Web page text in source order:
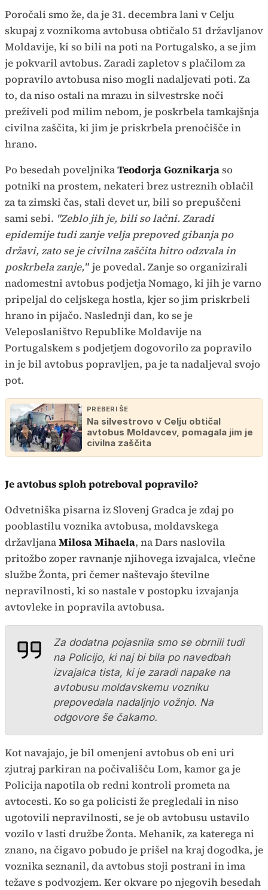
Poročali smo že, da je 31. decembra lani v Celju
skupaj z voznikoma avtobusa obtičalo 51 državljanov
Moldavije, ki so bili na poti na Portugalsko, a se jim
je pokvaril avtobus. Zaradi zapletov s plačilom za
popravilo avtobusa niso mogli nadaljevati poti. Za
to, da niso ostali na mrazu in silvestrske noči
preživeli pod milim nebom, je poskrbela tamkajšnja
civilna zaščita, ki jim je priskrbela prenočišče in
hrano.
Po besedah poveljnikaTeodorja Goznikarjaso
potniki na prostem, nekateri brez ustreznih oblačil
za ta zimski čas, stali devet ur, bili so prepuščeni
sami sebi. "Zeblo jih je, bili so lačni. Zaradi
epidemije tudi zanje velja prepoved gibanja po
državi, zato se je civilna zaščita hitro odzvala in
poskrbela zanje," je povedal. Zanje so organizirali
nadomestni avtobus podjetja Nomago, ki jih je varno
pripeljal do celjskega hostla, kjer so jim priskrbeli
hrano in pijačo. Naslednji dan, ko se je
Veleposlaništvo Republike Moldavije na
Portugalskem s podjetjem dogovorilo za popravilo
in je bil avtobus popravljen, pa je ta nadaljeval svojo
pot.
PREBERI ŠE
Na silvestrovo v Celju obtičal
avtobus Moldavcev, pomagala jim je
civilna zaščita
Je avtobus sploh potreboval popravilo?
Odvetniška pisarna iz Slovenj Gradca je zdaj po
pooblastilu voznika avtobusa, moldavskega
državljanaMilosa Mihaela, na Dars naslovila
pritožbo zoper ravnanje njihovega izvajalca, vlečne
službe Žonta, pri čemer naštevajo številne
nepravilnosti, ki so nastale v postopku izvajanja
avtovleke in popravila avtobusa.
Za dodatna pojasnila smo se obrnili tudi
na Policijo, ki naj bi bila po navedbah
izvajalca tista, ki je zaradi napake na
avtobusu moldavskemu vozniku
prepovedala nadaljnjo vožnjo. Na
odgovore še čakamo.
Kot navajajo, je bil omenjeni avtobus ob eni uri
zjutraj parkiran na počivališču Lom, kamor ga je
Policija napotila ob redni kontroli prometa na
avtocesti. Ko so ga policisti že pregledali in niso
ugotovili nepravilnosti, se je ob avtobusu ustavilo
vozilo v lasti družbe Žonta. Mehanik, za katerega ni
znano, na čigavo pobudo je prišel na kraj dogodka, je
voznika seznanil, da avtobus stoji postrani in ima
težave s podvozjem. Ker okvare po njegovih besedah